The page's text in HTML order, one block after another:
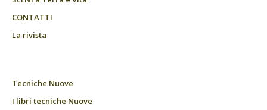
CONTATTI
La rivista
Tecniche Nuove
I libri tecniche Nuove